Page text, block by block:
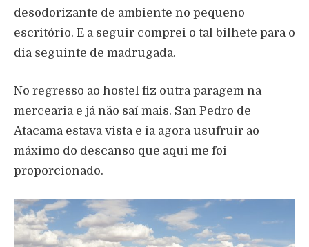
desodorizante de ambiente no pequeno
escritório. E a seguir comprei o tal bilhete para o
dia seguinte de madrugada.
No regresso ao hostel fiz outra paragem na
mercearia e já não saí mais. San Pedro de
Atacama estava vista e ia agora usufruir ao
máximo do descanso que aqui me foi
proporcionado.